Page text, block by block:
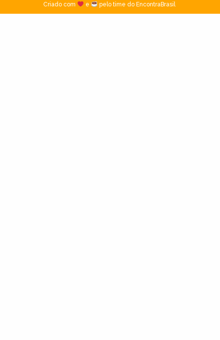
Criado com
e pelo time do EncontraBrasil